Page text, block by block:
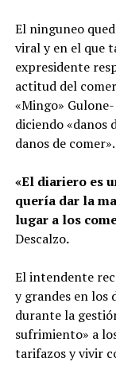
El ninguneo
viral y en el que
expresidente
actitud del
«Mingo»
diciendo «danos
danos de comer».
«El diariero es
quería dar la
lugar a los
Descalzo.
El intendente
y grandes en los
durante la
sufrimiento» a
tarifazos y vivir